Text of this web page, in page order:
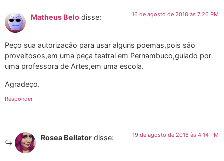
Matheus Belo disse: 16 de agosto de 2018 às 7:26 PM
Peço sua autorizacão para usar alguns poemas,pois são
proveitosos,em uma peça teatral em Pernambuco,guiado por
uma professora de Artes,em uma escola.
Agradeço.
Responder
Rosea Bellator disse: 19 de agosto de 2018 às 4:14 PM